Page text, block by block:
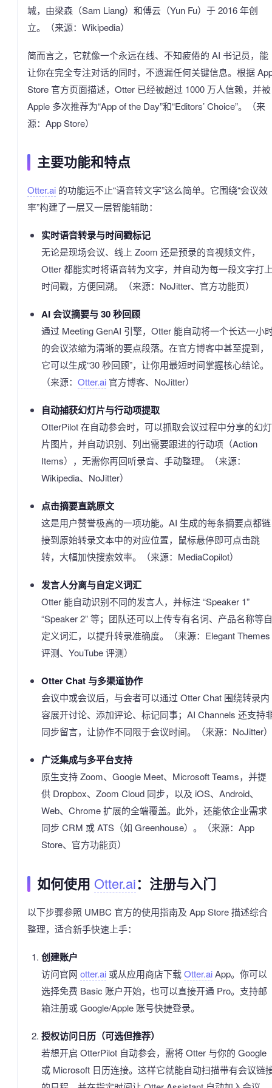
城，由梁森（Sam Liang）和傅云（Yun Fu）于 2016 年创
立。（来源：Wikipedia）
简而言之，它就像一个永远在线、不知疲倦的 AI 书记员，能
让你在完全专注对话的同时，不遗漏任何关键信息。根据
Store 官方页面描述，Otter 已经被超过 1000 万人信赖，并被
Apple 多次推荐为“App of the Day”和“Editors’ Choice”。（来
源：App Store）
主要功能和特点
Otter.ai 的功能远不止“语音转文字”这么简单。它围绕“会议效
率”构建了一层又一层智能辅助：
实时语音转录与时间戳标记
无论是现场会议、线上 Zoom 还是预录的音视频文件，
Otter 都能实时将语音转为文字，并自动为每一段文字打
时间戳，方便回溯。（来源：NoJitter、官方功能页）
AI 会议摘要与 30 秒回顾
通过 Meeting GenAI 引擎，Otter 能自动将一个长达一小
的会议浓缩为清晰的要点段落。在官方博客中甚至提到，
它可以生成“30 秒回顾”，让你用最短时间掌握核心结论。
（来源： Otter.ai官方博客、NoJitter）
自动捕获幻灯片与行动项提取
OtterPilot 在自动参会时，可以抓取会议过程中分享的幻灯
片图片，并自动识别、列出需要跟进的行动项（Action
Items），无需你再回听录音、手动整理。（来源：
Wikipedia、NoJitter）
点击摘要直跳原文
这是用户赞誉极高的一项功能。AI 生成的每条摘要点都链
接到原始转录文本中的对应位置，鼠标悬停即可点击跳
转，大幅加快搜索效率。（来源：MediaCopilot）
发言人分离与自定义词汇
Otter 能自动识别不同的发言人，并标注 “Speaker 1”
“Speaker 2” 等；团队还可以上传专有名词、产品名称等自
定义词汇，以提升转录准确度。（来源：Elegant Themes
评测、YouTube 评测）
Otter Chat 与多渠道协作
会议中或会议后，与会者可以通过 Otter Chat 围绕转录内
容展开讨论、添加评论、标记同事；AI Channels 还支持
同步留言，让协作不同限于会议时间。（来源：NoJitter）
广泛集成与多平台支持
原生支持 Zoom、Google Meet、Microsoft Teams，并提
供 Dropbox、Zoom Cloud 同步，以及 iOS、Android、
Web、Chrome 扩展的全端覆盖。此外，还能依企业需求
同步 CRM 或 ATS（如 Greenhouse）。（来源：App
Store、官方功能页）
如何使用 Otter.ai：注册与入门
以下步骤参照 UMBC 官方的使用指南及 App Store 描述综合
整理，适合新手快速上手：
创建账户
访问官网 otter.ai或从应用商店下载Otter.aiApp。你可以
选择免费 Basic 账户开始，也可以直接开通 Pro。支持邮
箱注册或 Google/Apple 账号快捷登录。
授权访问日历（可选但推荐）
若想开启 OtterPilot 自动参会，需将 Otter 与你的 Google
或 Microsoft 日历连接。这样它就能自动扫描带有会议链